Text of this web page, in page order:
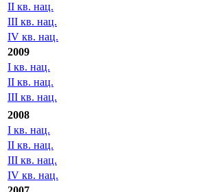
II кв. нац.
III кв. нац.
IV кв. нац.
2009
I кв. нац.
II кв. нац.
III кв. нац.
2008
I кв. нац.
II кв. нац.
III кв. нац.
IV кв. нац.